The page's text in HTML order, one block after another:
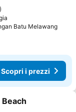
Batu Melawang
Scopri i prezzi